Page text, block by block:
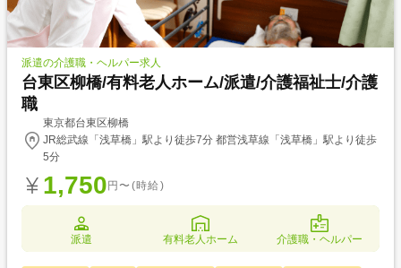
派遣の介護職・ヘルパー求人
台東区柳橋/有料老人ホーム/派遣/介護福祉士/介護
職
東京都台東区柳橋
JR総武線「浅草橋」駅より徒歩7分 都営浅草線「浅草橋」駅より徒歩
5分
1,750 円〜(時給)
派遣 有料老人ホーム 介護職・ヘルパー